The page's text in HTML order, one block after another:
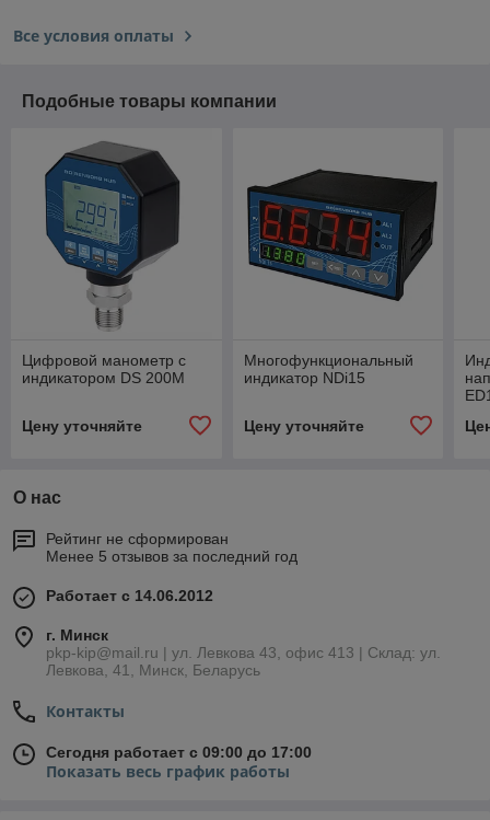
Все условия оплаты
Подобные товары компании
Цифровой манометр с
индикатором DS 200M
Цену уточняйте
Многофункциональный
индикатор NDi15
Цену уточняйте
О нас
Рейтинг не сформирован
Менее 5 отзывов за последний год
Работает с 14.06.2012
г. Минск
pkp-kip@mail.ru | ул. Левкова 43, офис 413 | Склад: ул.
Левкова, 41, Минск, Беларусь
Контакты
Сегодня работает с 09:00 до 17:00
Показать весь график работы